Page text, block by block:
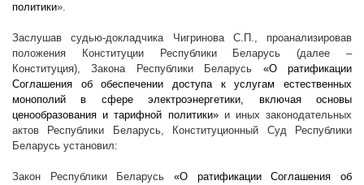
политики».
Заслушав судью-докладчика Чигринова С.П., проанализировав
положения Конституции Республики Беларусь (далее –
Конституция), Закона Республики Беларусь «О ратификации
Соглашения об обеспечении доступа к услугам естественных
монополий в сфере электроэнергетики, включая основы
ценообразования и тарифной политики»и иных законодательных
актов Республики Беларусь,
Конституционный Суд Республики
Беларусь установил:
Закон Республики Беларусь «О ратификации Соглашения об